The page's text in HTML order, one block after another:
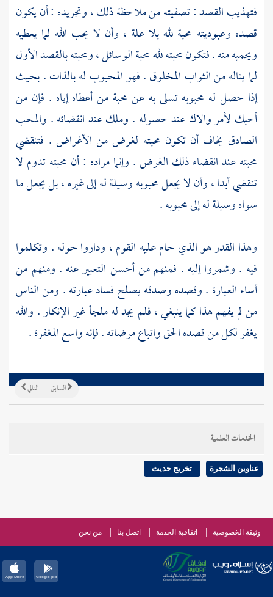
فتهذيب القصد : تصفيته من ملاحظة ذلك ، وتجريده : أن يكون
قصده وعبوديته محبة لله بلا علة ، وأن لا يحب الله لما يعطيه
ويحميه منه . فتكون محبته لله محبة الوسائل ، ومحبته بالقصد الأول
لما يناله من الثواب المخلوق . فهو المحبوب له بالذات . بحيث
إذا حصل له محبوبه تسلى به عن محبة من أعطاه إياه . فإن من
أحبك لأمر والاك عند حصوله . وملك عند انقضائه . والمحب
الصادق يخاف أن تكون محبته لغرض من الأغراض . فتنقضي
محبته عند انقضاء ذلك الغرض . وإنما مراده : أن محبته تدوم لا
تنقضي أبدا ، وأن لا يجعل محبوبه وسيلة له إلى غيره ، بل يجعل ما
سواه وسيلة له إلى محبوبه .
وهذا القدر هو الذي حام عليه القوم ، وداروا حوله . وتكلموا
فيه . وشمروا إليه . فمنهم من أحسن التعبير عنه . ومنهم من
أساء العبارة . وقصده وصدقه يصلح فساد عبارته . ومن الناس
من لم يفهم هذا كما ينبغي ، فلم يجد له ملجأ غير الإنكار . والله
يغفر لكل من قصده الحق واتباع مرضاته . فإنه واسع المغفرة .
التالي السابق
الخدمات العلمية
عناوين الشجرة تخريج حديث
وثيقة الخصوصية اتفاقية الخدمة اتصل بنا من نحن